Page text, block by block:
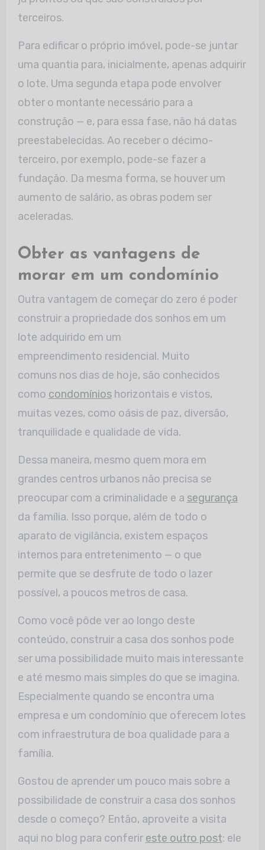
terceiros.
Para edificar o próprio imóvel, pode-se juntar
uma quantia para, inicialmente, apenas adquirir
o lote. Uma segunda etapa pode envolver
obter o montante necessário para a
construção — e, para essa fase, não há datas
preestabelecidas. Ao receber o décimo-
terceiro, por exemplo, pode-se fazer a
fundação. Da mesma forma, se houver um
aumento de salário, as obras podem ser
aceleradas.
Obter as vantagens de
morar em um condomínio
Outra vantagem de começar do zero é poder
construir a propriedade dos sonhos em um
lote adquirido em um
empreendimento residencial. Muito
comuns nos dias de hoje, são conhecidos
como condomínioshorizontais e vistos,
muitas vezes, como oásis de paz, diversão,
tranquilidade e qualidade de vida.
Dessa maneira, mesmo quem mora em
grandes centros urbanos não precisa se
preocupar com a criminalidade e a segurança
da família. Isso porque, além de todo o
aparato de vigilância, existem espaços
internos para entretenimento — o que
permite que se desfrute de todo o lazer
possível, a poucos metros de casa.
Como você pôde ver ao longo deste
conteúdo, construir a casa dos sonhos pode
ser uma possibilidade muito mais interessante
e até mesmo mais simples do que se imagina.
Especialmente quando se encontra uma
empresa e um condomínio que oferecem lotes
com infraestrutura de boa qualidade para a
família.
Gostou de aprender um pouco mais sobre a
possibilidade de construir a casa dos sonhos
desde o começo? Então, aproveite a visita
aqui no blog para conferir este outro post: ele